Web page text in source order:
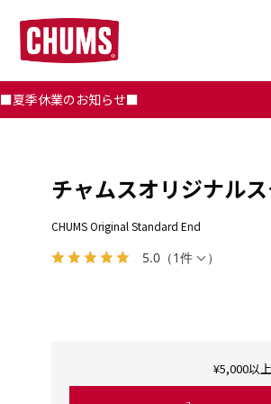
■夏季休業のお知らせ■
5.0 （1件 ）
チャムスオリジナル
CHUMS Original Standard End
¥5,000以